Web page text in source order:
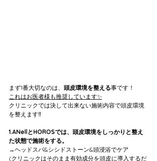
まず1番大切なのは、 頭皮環境を整える事です！
これはお医者様も推奨しています✨
クリニックでは決して出来ない施術内容で頭皮環境
を整えます‼️
1.ANellとHOROSでは、頭皮環境をしっかりと整え
た状態で施術をする。
→ヘッドスパ&シシドストーン&頭浸浴でケア
(クリニックはそのまま有効成分を頭皮に導入するだ